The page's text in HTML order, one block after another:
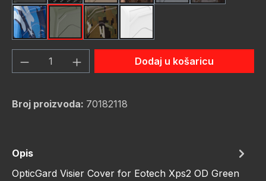
Navy CamoOD GreenOD Green Camo
White
Količina proizvoda: Unesite željenu
Dodaj u košaricu
Broj proizvoda: 70182118
Opis
OpticGard Visier Cover for Eotech Xps2 OD Green